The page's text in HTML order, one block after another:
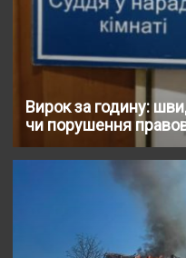
Вирок за годину:
чи порушення